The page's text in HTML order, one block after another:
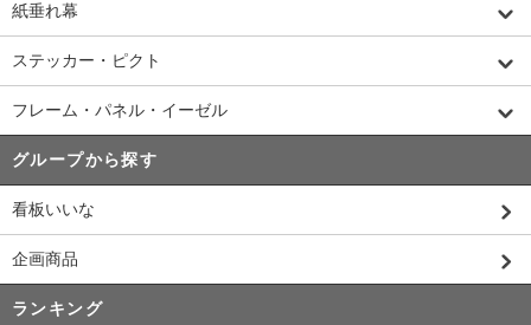
紙垂れ幕
ステッカー・ピクト
フレーム・パネル・イーゼル
グループから探す
看板いいな
企画商品
ランキング